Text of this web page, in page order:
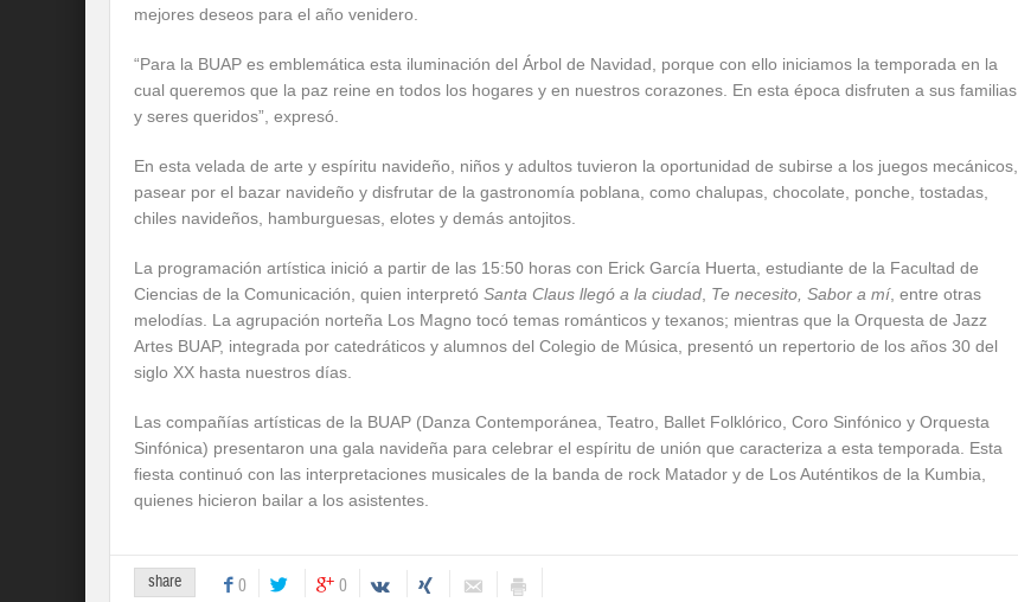
mejores deseos para el año venidero.
“Para la BUAP es emblemática esta iluminación del Árbol de Navidad, porque con ello iniciamos la temporada en la
cual queremos que la paz reine en todos los hogares y en nuestros corazones. En esta época disfruten a sus familias
y seres queridos”, expresó.
En esta velada de arte y espíritu navideño, niños y adultos tuvieron la oportunidad de subirse a los juegos mecánicos,
pasear por el bazar navideño y disfrutar de la gastronomía poblana, como chalupas, chocolate, ponche, tostadas,
chiles navideños, hamburguesas, elotes y demás antojitos.
La programación artística inició a partir de las 15:50 horas con Erick García Huerta, estudiante de la Facultad de
Ciencias de la Comunicación, quien interpretó Santa Claus llegó a la ciudad Te necesito, Sabor a mí, entre otras
melodías. La agrupación norteña Los Magno tocó temas románticos y texanos; mientras que la Orquesta de Jazz
Artes BUAP, integrada por catedráticos y alumnos del Colegio de Música, presentó un repertorio de los años 30 del
siglo XX hasta nuestros días.
Las compañías artísticas de la BUAP (Danza Contemporánea, Teatro, Ballet Folklórico, Coro Sinfónico y Orquesta
Sinfónica) presentaron una gala navideña para celebrar el espíritu de unión que caracteriza a esta temporada. Esta
fiesta continuó con las interpretaciones musicales de la banda de rock Matador y de Los Auténtikos de la Kumbia,
quienes hicieron bailar a los asistentes.
share 0 0